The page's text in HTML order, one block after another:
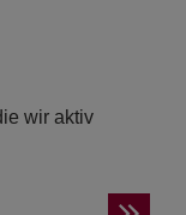
wir aktiv